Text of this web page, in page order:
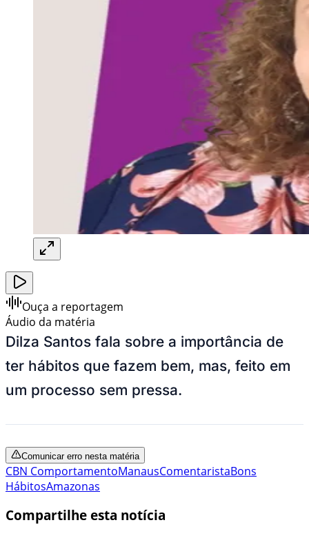
Ouça a reportagem
Áudio da matéria
Dilza Santos fala sobre a importância de
ter hábitos que fazem bem, mas, feito em
um processo sem pressa.
Comunicar erro nesta matéria
CBN ComportamentoManausComentaristaBons
HábitosAmazonas
Compartilhe esta notícia